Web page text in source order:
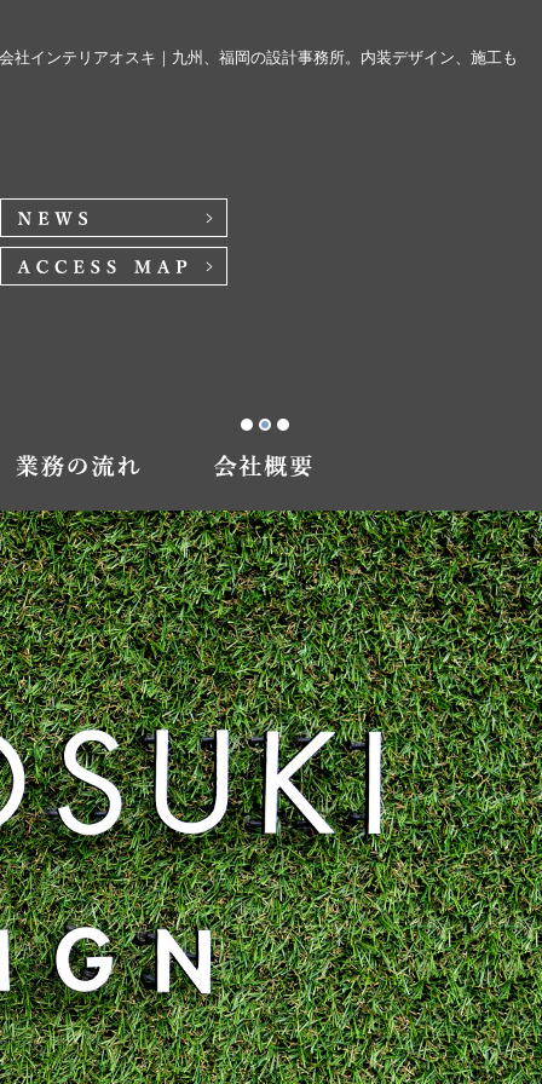
社インテリアオスキ｜九州、福岡の設計事務所。内装デザイン、施工も